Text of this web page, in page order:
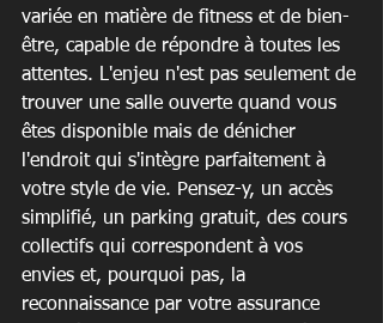
variée en matière de fitness et de bien-
être, capable de répondre à toutes les
attentes. L'enjeu n'est pas seulement de
trouver une salle ouverte quand vous
êtes disponible mais de dénicher
l'endroit qui s'intègre parfaitement à
votre style de vie. Pensez-y, un accès
simplifié, un parking gratuit, des cours
collectifs qui correspondent à vos
envies et, pourquoi pas, la
reconnaissance par votre assurance